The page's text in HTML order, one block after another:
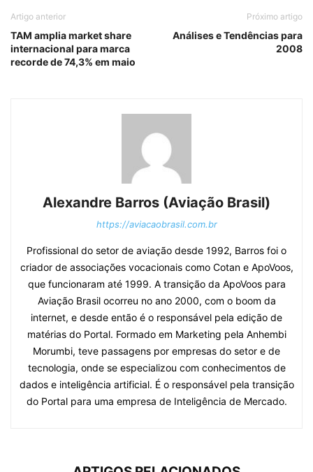
Artigo anterior
TAM amplia market share
internacional para marca
recorde de 74,3% em maio
Próximo artigo
Análises e Tendências para
2008
Alexandre Barros (Aviação Brasil)
https://aviacaobrasil.com.br
Profissional do setor de aviação desde 1992, Barros foi o
criador de associações vocacionais como Cotan e ApoVoos,
que funcionaram até 1999. A transição da ApoVoos para
Aviação Brasil ocorreu no ano 2000, com o boom da
internet, e desde então é o responsável pela edição de
matérias do Portal. Formado em Marketing pela Anhembi
Morumbi, teve passagens por empresas do setor e de
tecnologia, onde se especializou com conhecimentos de
dados e inteligência artificial. É o responsável pela transição
do Portal para uma empresa de Inteligência de Mercado.